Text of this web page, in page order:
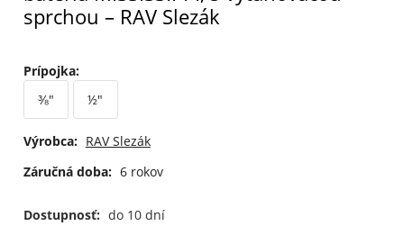
sprchou – RAV Slezák
Prípojka:
⅜"
½"
Výrobca: RAV Slezák
Záručná doba: 6 rokov
Dostupnosť: do 10 dní